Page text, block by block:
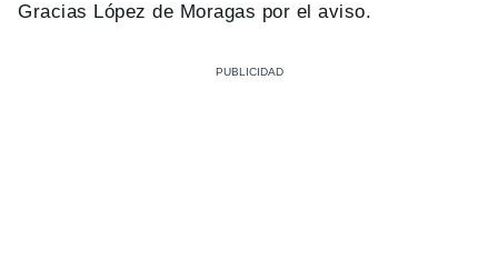
Gracias López de Moragas por el aviso.